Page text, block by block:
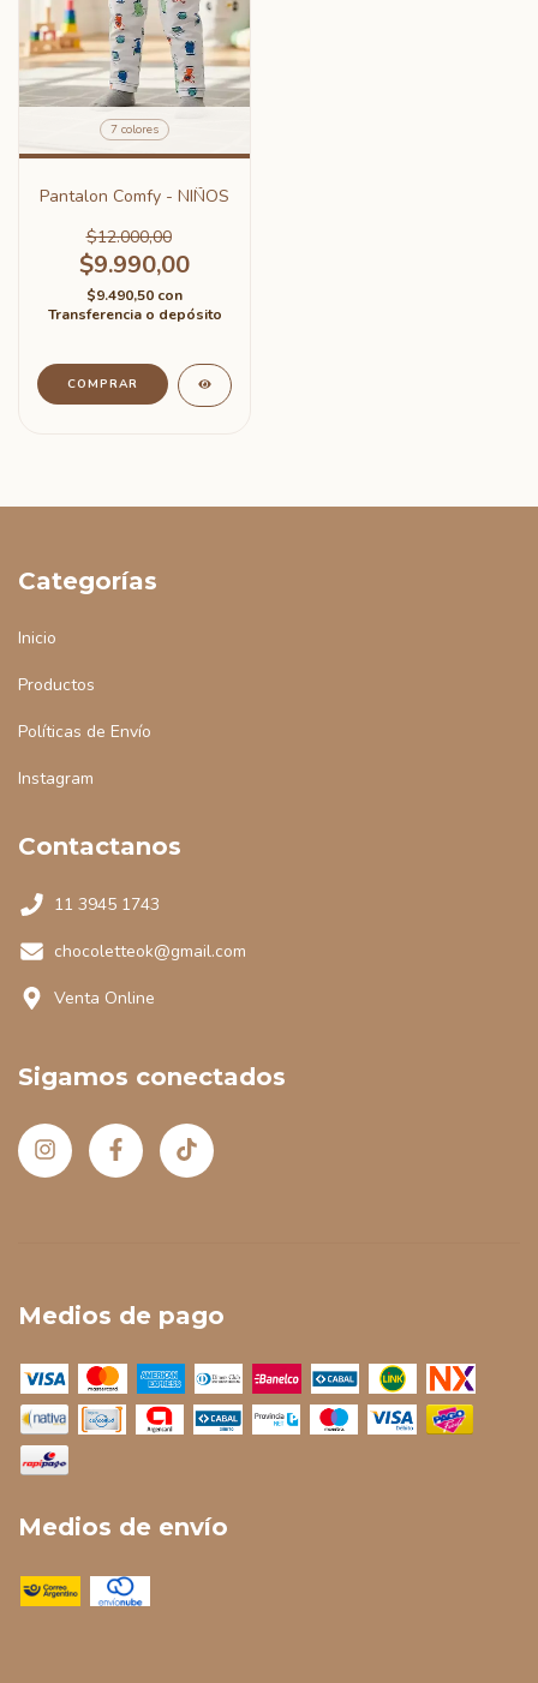
7 colores
Pantalon Comfy - NIÑOS
$12.000,00
$9.990,00
$9.490,50 con
Transferencia o depósito
COMPRAR
Categorías
Inicio
Productos
Políticas de Envío
Instagram
Contactanos
11 3945 1743
chocoletteok@gmail.com
Venta Online
Sigamos conectados
Medios de pago
Medios de envío